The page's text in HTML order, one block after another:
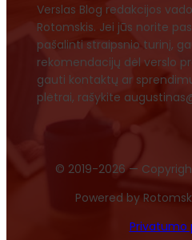
Verslas Blog redakcijos
Rotomskis. Jei jūs norite
pašalinti straipsnio turinį,
rekomendacijų dėl verslo
gauti kontaktų ar
plėtrai, rašykite
© 2019-2026 —
Powered by
Privatumo